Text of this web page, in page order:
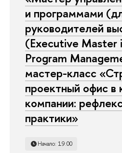
и программами
руководителей
(Executive Master
Program
мастер-класс
проектный офис в
компании:
практики»
Начало: 19:00